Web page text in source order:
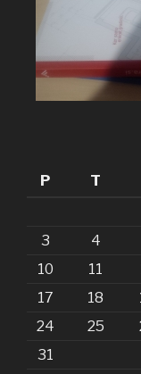
P
T
3
4
10
11
17
18
24
25
31